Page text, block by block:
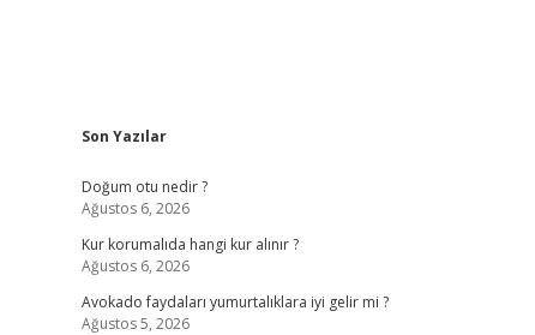
Sidebar
Son Yazılar
Doğum otu nedir ?
Ağustos 6, 2026
Kur korumalıda hangi kur alınır ?
Ağustos 6, 2026
Avokado faydaları yumurtalıklara iyi gelir mi ?
Ağustos 5, 2026
betci